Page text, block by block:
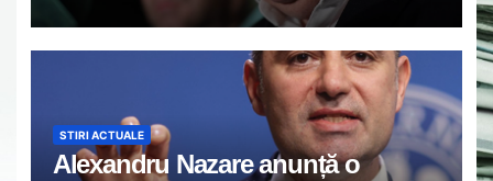
STIRI ACTUALE
Alexandru Nazare anunță o